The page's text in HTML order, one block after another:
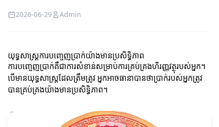
2026-06-29 Admin
យុទ្ធសាស្ត្រការបញ្ចេញប្រាក់យ៉ាងមានប្រសិទ្ធិភាព
ការបញ្ចេញប្រាក់គឺជាការសំខាន់សម្រាប់ការគ្រប់គ្រងហិរញ្ញវត្ថុរបស់អ្នក។
បើមានយុទ្ធសាស្ត្រដែលត្រឹមត្រូវ អ្នកអាចធានាបានថាប្រាក់របស់អ្នកត្រូវ
បានគ្រប់គ្រងយ៉ាងមានប្រសិទ្ធិភាព។